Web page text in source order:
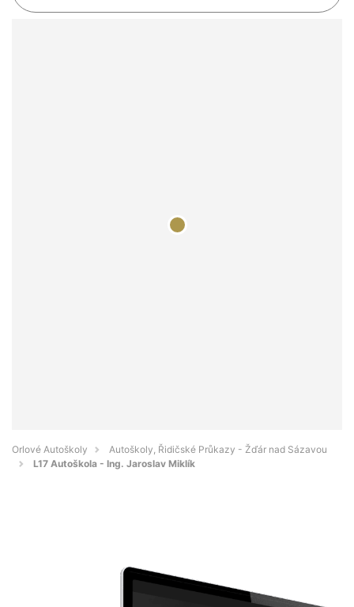
Orlové Autoškoly
Autoškoly, Řidičské Průkazy - Žďár nad Sázavou
L17 Autoškola - Ing. Jaroslav Miklík